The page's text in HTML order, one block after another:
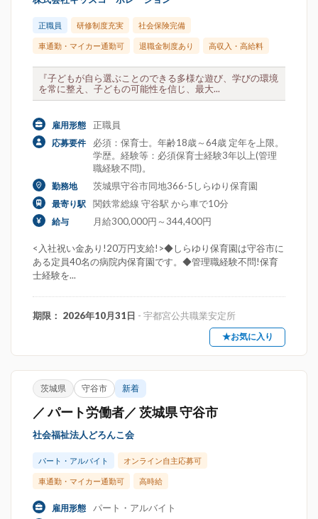
正職員 研修制度充実 社会保険完備
車通勤・マイカー通勤可 退職金制度あり 高収入・高給料
『子どもが自ら選ぶことのできる多様な遊び、学びの環境
を常に整え、子どもの可能性を信じ、最大...
雇用形態 正職員
応募要件
必須：保育士。年齢18歳～64歳 定年を上限。
学歴。経験等：必須保育士経験3年以上(管理
職経験不問)。
勤務地 茨城県守谷市同地366-5しらゆり保育園
最寄り駅 関鉄常総線 守谷駅 から車で10分
給与 月給300,000円～344,400円
<入社祝い金あり!20万円支給!>◆しらゆり保育園は守谷市に
ある定員40名の病院内保育園です。◆管理職経験不問!保育
士経験を...
期限： 2026年10月31日 - 宇都宮公共職業安定所
★お気に入り
茨城県 守谷市 新着
／ パート労働者／ 茨城県 守谷市
社会福祉法人どろんこ会
パート・アルバイト オンライン自主応募可
車通勤・マイカー通勤可 高時給
雇用形態 パート・アルバイト